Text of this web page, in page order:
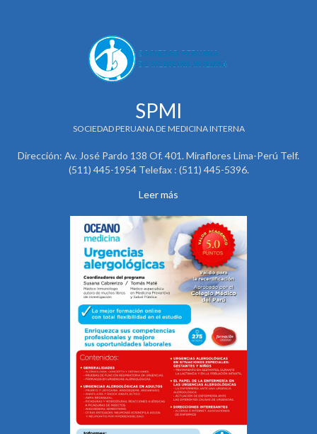
SPMI
SOCIEDAD PERUANA DE MEDICINA INTERNA
Dirección: Av. José Pardo 138 Of. 401. Miraflores Lima-Perú Telf.
(511) 445-1954 Telefax : (511) 445-5396.
Leer más